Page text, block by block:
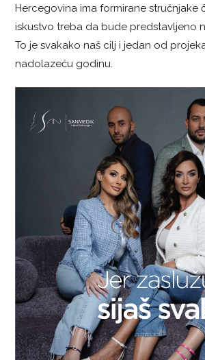
Hercegovina ima formirane stručnjake
iskustvo treba da bude predstavljeno
To je svakako naš cilj i jedan od
nadolazeću godinu.